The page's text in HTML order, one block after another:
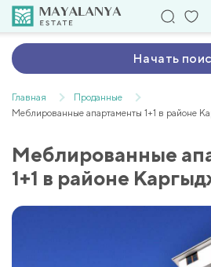
Начать
Главная
Проданные
Меблированные апартаменты 1+1 в районе
Меблированные
1+1 в районе